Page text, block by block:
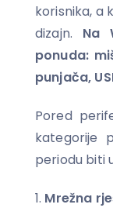
korisnika, a
dizajn. Na
ponuda:
punjača,
Pored
kategorije
periodu biti
1. Mrežna